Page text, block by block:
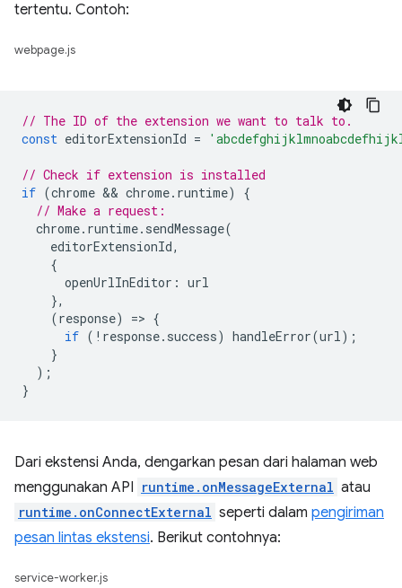
tertentu. Contoh:
webpage.js
// The ID of the extension we want to talk to.
const editorExtensionId =
// Check if extension is installed
if (chrome && chrome. runtime)
{
// Make a request:
chrome. runtime. sendMessage(
editorExtensionId,
{
openUrlInEditor : url
},
(response) => {
if ( ! response. success) handleError(url);
}
);
}
Dari ekstensi Anda, dengarkan pesan dari halaman web
menggunakan API runtime.onMessageExternal atau
runtime.onConnectExternal seperti dalam pengiriman
pesan lintas ekstensi. Berikut contohnya:
service-worker.js